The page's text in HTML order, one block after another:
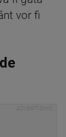
vor fi